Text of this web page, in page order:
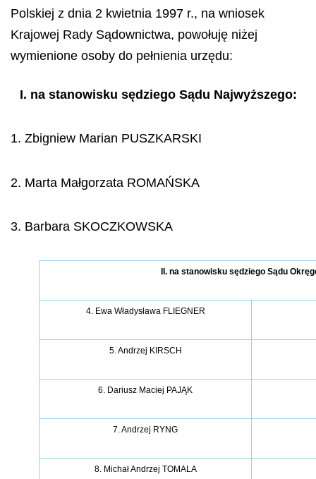
Polskiej z dnia 2 kwietnia 1997 r., na wniosek
Krajowej Rady Sądownictwa, powołuję niżej
wymienione osoby do pełnienia urzędu:
I. na stanowisku sędziego Sądu Najwyższego:
1. Zbigniew Marian PUSZKARSKI
2. Marta Małgorzata ROMAŃSKA
3. Barbara SKOCZKOWSKA
II. na stanowisku sędziego Sądu
4. Ewa Władysława FLIEGNER
5. Andrzej KIRSCH
6. Dariusz Maciej PAJĄK
7. Andrzej RYNG
8. Michał Andrzej TOMALA